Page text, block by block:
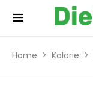
Home Kalorie